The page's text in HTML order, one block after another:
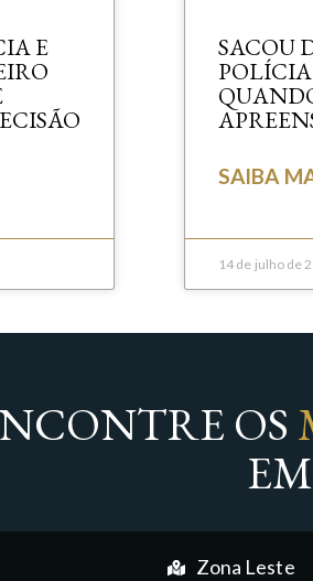
E
SACOU
POLÍCIA
SAIBA
14 de julho de
OS
Zona Leste